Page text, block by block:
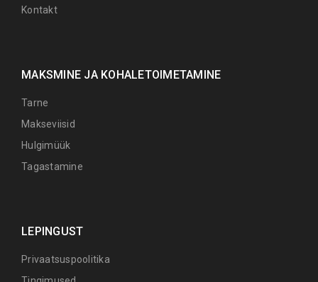
Kontakt
MAKSMINE JA KOHALETOIMETAMINE
Tarne
Makseviisid
Hulgimüük
Tagastamine
LEPINGUST
Privaatsuspoolitika